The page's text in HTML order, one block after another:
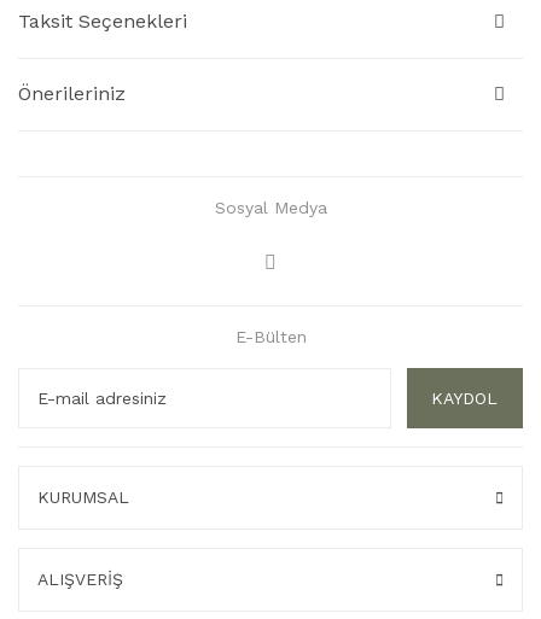
Taksit Seçenekleri
Önerileriniz
Sosyal Medya
E-Bülten
KAYDOL
KURUMSAL
ALIŞVERİŞ